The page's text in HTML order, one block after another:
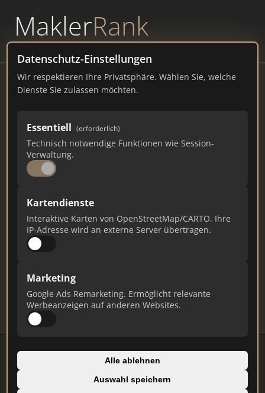
MaklerRank
powered byWAVEPOINT
Datenschutz-Einstellungen
Wir respektieren Ihre Privatsphäre. Wählen Sie, welche
Dienste Sie zulassen möchten.
Essentiell (erforderlich)
Technisch notwendige Funktionen wie Session-
Verwaltung.
Kartendienste
Interaktive Karten von OpenStreetMap/CARTO. Ihre
IP-Adresse wird an externe Server übertragen.
Marketing
Google Ads Remarketing. Ermöglicht relevante
Werbeanzeigen auf anderen Websites.
Alle ablehnen
Auswahl speichern
Weithaler
weithaler.net
192
Ist das Ihr Unternehmen?
Verifizieren Sie Ihr Profil, bearbeiten Sie Ihre
Updates.
Profil beanspruchen